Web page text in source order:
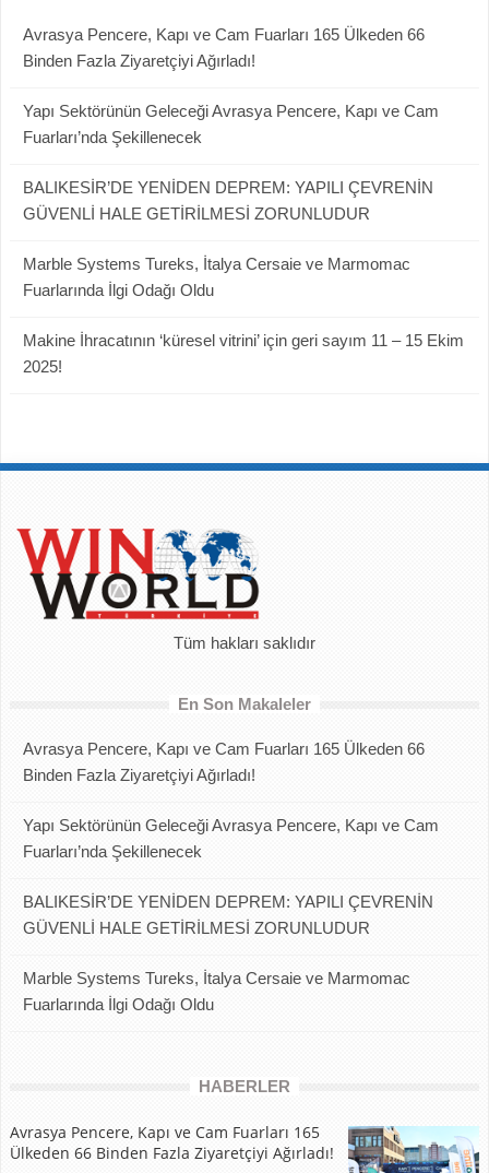
Avrasya Pencere, Kapı ve Cam Fuarları 165 Ülkeden 66
Binden Fazla Ziyaretçiyi Ağırladı!
Yapı Sektörünün Geleceği Avrasya Pencere, Kapı ve Cam
Fuarları’nda Şekillenecek
BALIKESİR’DE YENİDEN DEPREM: YAPILI ÇEVRENİN
GÜVENLİ HALE GETİRİLMESİ ZORUNLUDUR
Marble Systems Tureks, İtalya Cersaie ve Marmomac
Fuarlarında İlgi Odağı Oldu
Makine İhracatının ‘küresel vitrini’ için geri sayım 11 – 15 Ekim
2025!
Tüm hakları saklıdır
En Son Makaleler
Avrasya Pencere, Kapı ve Cam Fuarları 165 Ülkeden 66
Binden Fazla Ziyaretçiyi Ağırladı!
Yapı Sektörünün Geleceği Avrasya Pencere, Kapı ve Cam
Fuarları’nda Şekillenecek
BALIKESİR’DE YENİDEN DEPREM: YAPILI ÇEVRENİN
GÜVENLİ HALE GETİRİLMESİ ZORUNLUDUR
Marble Systems Tureks, İtalya Cersaie ve Marmomac
Fuarlarında İlgi Odağı Oldu
HABERLER
Avrasya Pencere, Kapı ve Cam Fuarları 165
Ülkeden 66 Binden Fazla Ziyaretçiyi Ağırladı!